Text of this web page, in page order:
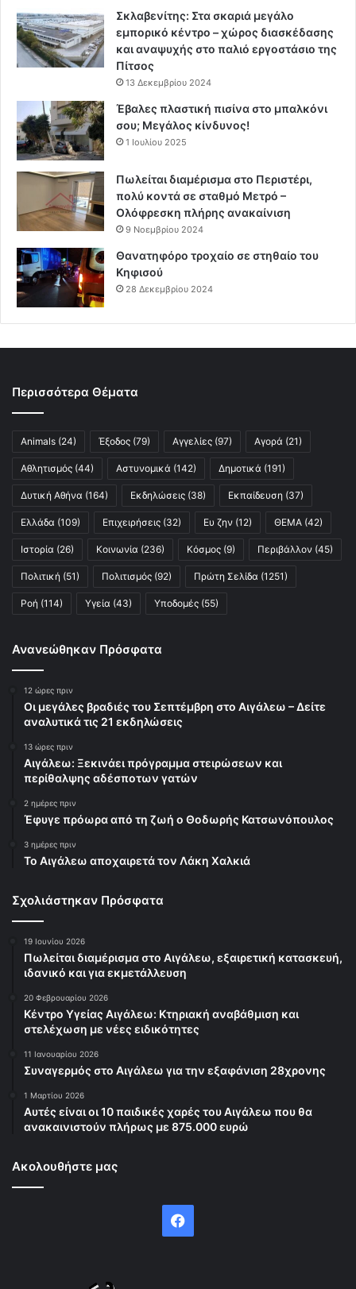
Σκλαβενίτης: Στα σκαριά μεγάλο
εμπορικό κέντρο – χώρος διασκέδασης
και αναψυχής στο παλιό εργοστάσιο της
Πίτσος
13 Δεκεμβρίου 2024
Έβαλες πλαστική πισίνα στο μπαλκόνι
σου; Μεγάλος κίνδυνος!
1 Ιουλίου 2025
Πωλείται διαμέρισμα στο Περιστέρι,
πολύ κοντά σε σταθμό Μετρό –
Ολόφρεσκη πλήρης ανακαίνιση
9 Νοεμβρίου 2024
Θανατηφόρο τροχαίο σε στηθαίο του
Κηφισού
28 Δεκεμβρίου 2024
Περισσότερα Θέματα
Animals (24) Έξοδος (79) Αγγελίες (97) Αγορά (21)
Αθλητισμός (44) Αστυνομικά (142) Δημοτικά (191)
Δυτική Αθήνα (164) Εκδηλώσεις (38) Εκπαίδευση (37)
Ελλάδα (109) Επιχειρήσεις (32) Ευ ζην (12) ΘΕΜΑ (42)
Ιστορία (26) Κοινωνία (236) Κόσμος (9) Περιβάλλον (45)
Πολιτική (51) Πολιτισμός (92) Πρώτη Σελίδα (1251)
Ροή (114) Υγεία (43) Υποδομές (55)
Ανανεώθηκαν Πρόσφατα
12 ώρες πριν
Οι μεγάλες βραδιές του Σεπτέμβρη στο Αιγάλεω – Δείτε
αναλυτικά τις 21 εκδηλώσεις
13 ώρες πριν
Αιγάλεω: Ξεκινάει πρόγραμμα στειρώσεων και
περίθαλψης αδέσποτων γατών
2 ημέρες πριν
Έφυγε πρόωρα από τη ζωή ο Θοδωρής Κατσωνόπουλος
3 ημέρες πριν
Το Αιγάλεω αποχαιρετά τον Λάκη Χαλκιά
Σχολιάστηκαν Πρόσφατα
19 Ιουνίου 2026
Πωλείται διαμέρισμα στο Αιγάλεω, εξαιρετική κατασκευή,
ιδανικό και για εκμετάλλευση
20 Φεβρουαρίου 2026
Κέντρο Υγείας Αιγάλεω: Κτηριακή αναβάθμιση και
στελέχωση με νέες ειδικότητες
11 Ιανουαρίου 2026
Συναγερμός στο Αιγάλεω για την εξαφάνιση 28χρονης
1 Μαρτίου 2026
Αυτές είναι οι 10 παιδικές χαρές του Αιγάλεω που θα
ανακαινιστούν πλήρως με 875.000 ευρώ
Ακολουθήστε μας
Facebook